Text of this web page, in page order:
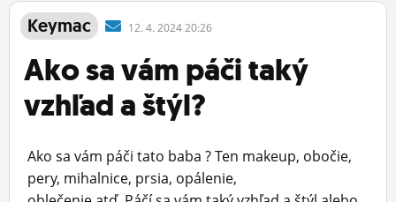
PRIHLÁS SA
ČINŽIAK
FÓRUM
BLOGY
Keymac 12. 4. 2024 20:26
Ako sa vám páči taký
vzhľad a štýl?
Ako sa vám páči tato baba ? Ten makeup, obočie,
pery, mihalnice, prsia, opálenie,